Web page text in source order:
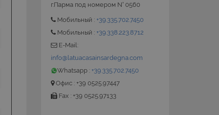
г.Парма под номером N° 0560
Мобильный : +39.335.702.7450
Мобильный : +39.338.223.8712
E-Mail:
info@latuacasainsardegna.com
Whatsapp :+39.335.702.7450
Офис : +39 0525.97447
Fax : +39 0525.97133